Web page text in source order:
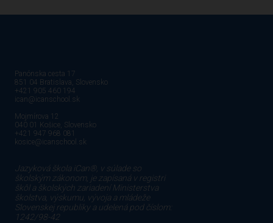
Panónska cesta 17
851 04 Bratislava, Slovensko
+421 905 460 194
ican@icanschool.sk
Mojmírova 12
040 01 Košice, Slovensko
+421 947 968 081
kosice@icanschool.sk
Jazyková škola iCan®, v súlade so
školským zákonom, je zapísaná v registri
škôl a školských zariadení Ministerstva
školstva, výskumu, vývoja a mládeže
Slovenskej republiky a udelená pod číslom:
1242/98-42